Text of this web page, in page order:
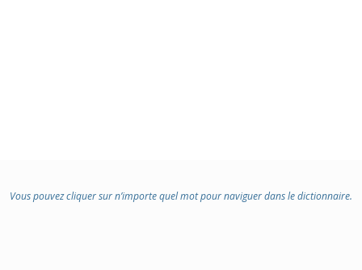
Vous pouvez cliquer sur n’importe quel mot pour naviguer dans le dictionnaire.